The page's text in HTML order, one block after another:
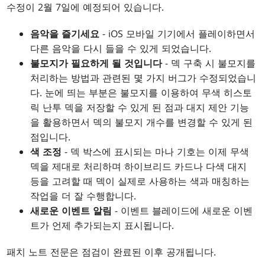
수정이 2월 7일에 예정되어 있습니다.
음악을 즐기세요 - iOS 모바일 기기에서 플레이하면서
다른 음악을 다시 들을 수 있게 되었습니다.
불모지가 필요하게 될 것입니다- 덱 구축 시 불모지를
처리하는 방법과 관련된 몇 가지 버그가 수정되었습니
다. 눈에 띄는 부분은 불모지를 이용하여 무색 히스토
릭 난투 덱을 저장할 수 있게 된 점과 대지 제안 기능
을 활용하면서 덱의 불모지 개수를 변경할 수 있게 된
점입니다.
색 조정 - 덱 박스에 표시되는 마나 기호는 이제 무색
덱을 제대로 처리하며 하이브리드 카드나 다색 대지
등을 고려할 때 덱이 실제로 사용하는 색과 매칭하는
작업을 더 잘 수행합니다.
새로운 이벤트 알림 - 이벤트 블레이드에 새로운 이벤
트가 언제 추가되는지 표시됩니다.
패치 노트 전문은 점검이 완료된 이후 공개됩니다.